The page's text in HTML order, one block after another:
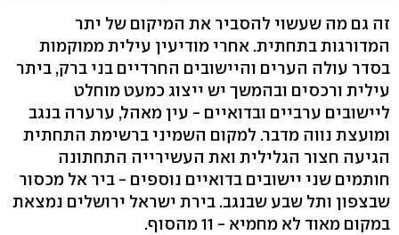
זה גם מה שעשוי להסביר את המיקום של יתר
המדורגות בתחתית. אחרי מודיעין עילית ממוקמות
בסדר עולה הערים והיישובים החרדיים בני ברק, ביתר
עילית ורכסים ובהמשך יש ייצוג כמעט מוחלט
ליישובים ערביים ובדואיים - עין מאהל, ערערה בנגב
ומועצת נווה מדבר. למקום השמיני ברשימת התחתית
הגיעה חצור הגלילית ואת העשירייה התחתונה
חותמים שני יישובים בדואיים נוספים - ביר אל מכסור
שבצפון ותל שבע שבנגב. בירת ישראל ירושלים נמצאת
במקום מאוד לא מחמיא - 11 מהסוף.